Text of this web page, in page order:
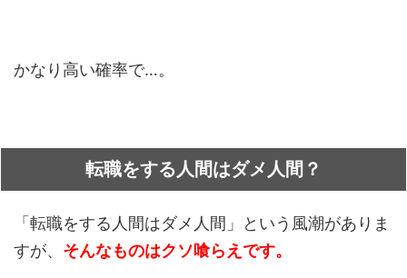
かなり高い確率で…。
転職をする人間はダメ人間？
「転職をする人間はダメ人間」という風潮がありま
すが、 そんなものはクソ喰らえです。